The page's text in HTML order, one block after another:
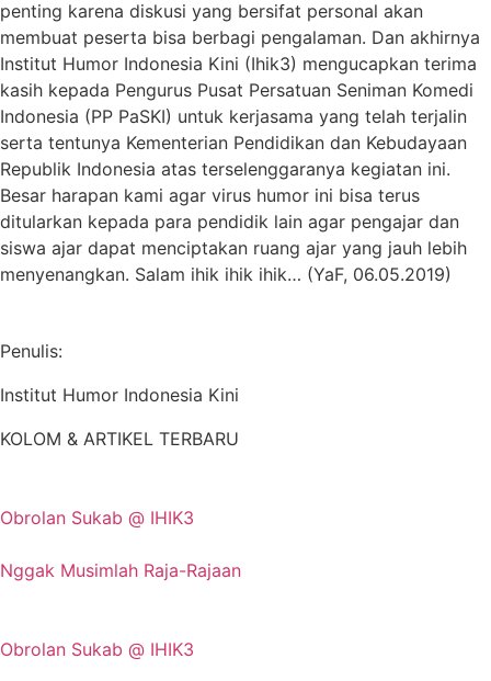
penting karena diskusi yang bersifat personal akan
membuat peserta bisa berbagi pengalaman. Dan akhirnya
Institut Humor Indonesia Kini (Ihik3) mengucapkan terima
kasih kepada Pengurus Pusat Persatuan Seniman Komedi
Indonesia (PP PaSKI) untuk kerjasama yang telah terjalin
serta tentunya Kementerian Pendidikan dan Kebudayaan
Republik Indonesia atas terselenggaranya kegiatan ini.
Besar harapan kami agar virus humor ini bisa terus
ditularkan kepada para pendidik lain agar pengajar dan
siswa ajar dapat menciptakan ruang ajar yang jauh lebih
menyenangkan. Salam ihik ihik ihik… (YaF, 06.05.2019)
Penulis:
Institut Humor Indonesia Kini
KOLOM & ARTIKEL TERBARU
Obrolan Sukab @ IHIK3
Nggak Musimlah Raja-Rajaan
Obrolan Sukab @ IHIK3